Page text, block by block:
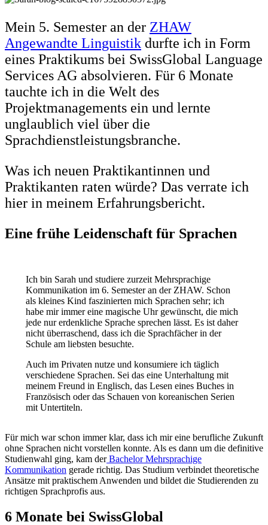
Mein 5. Semester an der ZHAW
Angewandte Linguistik durfte ich in Form
eines Praktikums bei SwissGlobal Language
Services AG absolvieren. Für 6 Monate
tauchte ich in die Welt des
Projektmanagements ein und lernte
unglaublich viel über die
Sprachdienstleistungsbranche.
Was ich neuen Praktikantinnen und
Praktikanten raten würde? Das verrate ich
hier in meinem Erfahrungsbericht.
Eine frühe Leidenschaft für Sprachen
Ich bin Sarah und studiere zurzeit Mehrsprachige
Kommunikation im 6. Semester an der ZHAW. Schon
als kleines Kind faszinierten mich Sprachen sehr; ich
habe mir immer eine magische Uhr gewünscht, die mich
jede nur erdenkliche Sprache sprechen lässt. Es ist daher
nicht überraschend, dass ich die Sprachfächer in der
Schule am liebsten besuchte.
Auch im Privaten nutze und konsumiere ich täglich
verschiedene Sprachen. Sei das eine Unterhaltung mit
meinem Freund in Englisch, das Lesen eines Buches in
Französisch oder das Schauen von koreanischen Serien
mit Untertiteln.
Für mich war schon immer klar, dass ich mir eine berufliche Zukunft
ohne Sprachen nicht vorstellen konnte. Als es dann um die definitive
Studienwahl ging, kam derBachelor Mehrsprachige
Kommunikation gerade richtig. Das Studium verbindet theoretische
Ansätze mit praktischem Anwenden und bildet die Studierenden zu
richtigen Sprachprofis aus.
6 Monate bei SwissGlobal